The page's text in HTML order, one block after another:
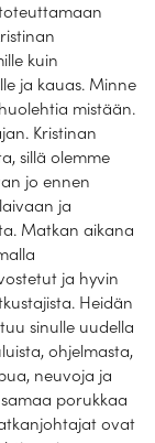
kuin
ja kauas. Minne
mistään.
Kristinan
sillä olemme
jo ennen
ja
Matkan aikana
ja hyvin
Heidän
sinulle uudella
ohjelmasta,
neuvoja ja
porukkaa
ovat